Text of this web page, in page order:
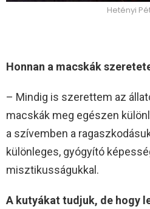
Hetényi
Honnan a macskák
– Mindig is szerettem az
macskák meg egészen
a szívemben a
különleges, gyógyító
misztikusságukkal.
A kutyákat tudjuk, de hogy